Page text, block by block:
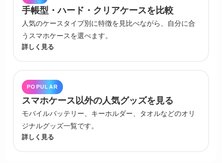
手帳型・ハード・クリアケースを比較
人気のケースタイプ別に特徴を見比べながら、自分に合
うスマホケースを選べます。
詳しく見る
POPULAR
スマホケース以外の人気グッズを見る
モバイルバッテリー、キーホルダー、タオルなどのオリ
ジナルグッズ一覧です。
詳しく見る